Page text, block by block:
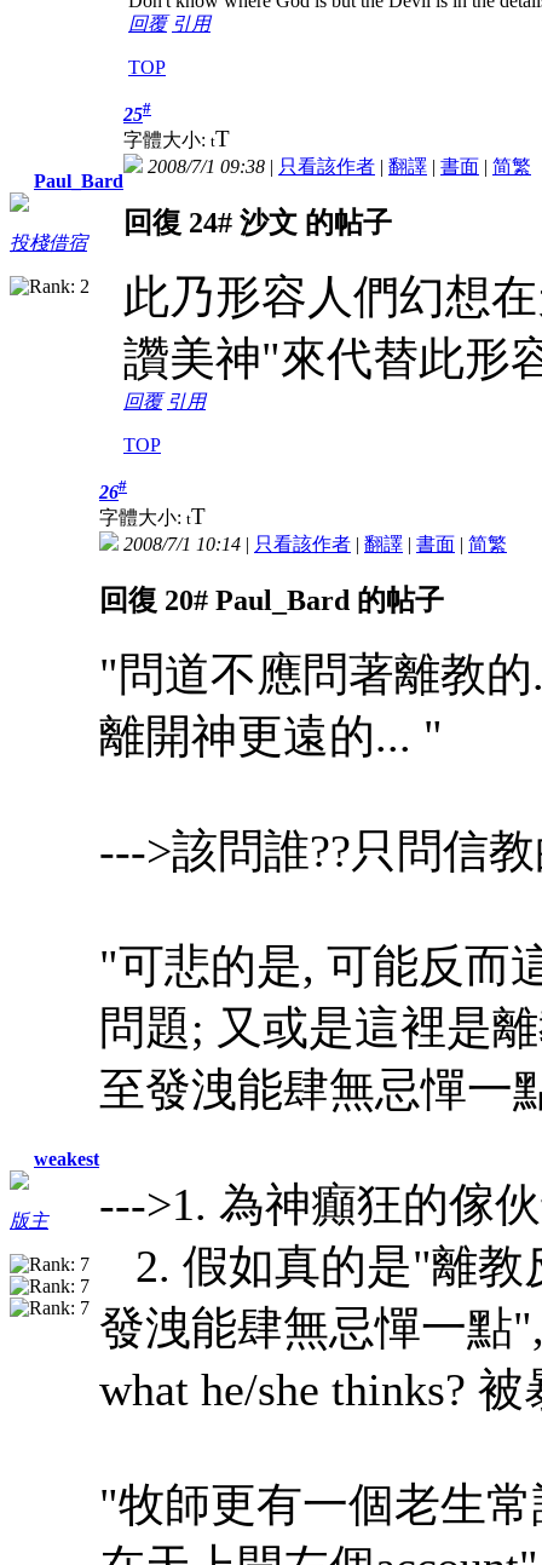
回覆 引用
TOP
Paul_Bard
投棧借宿
25#
字體大小: tT
2008/7/1 09:38 | 只看該作者 | 翻譯 | 書面 | 简繁
回復 24# 沙文 的帖子
此乃形容人們幻想
讚美神"來代替此形
回覆 引用
TOP
weakest
版主
26#
字體大小: tT
2008/7/1 10:14 | 只看該作者 | 翻譯 | 書面 | 简繁
回復 20# Paul_Bard 的帖子
"問道不應問著離教
離開神更遠的... "
--->該問誰??只問信
"可悲的是, 可能反而
問題; 又或是這裡是
至發洩能肆無忌憚一
--->1. 為神癲狂的傢
2. 假如真的是"離教
發洩能肆無忌憚一點
what he/she thinks?
"牧師更有一個老生